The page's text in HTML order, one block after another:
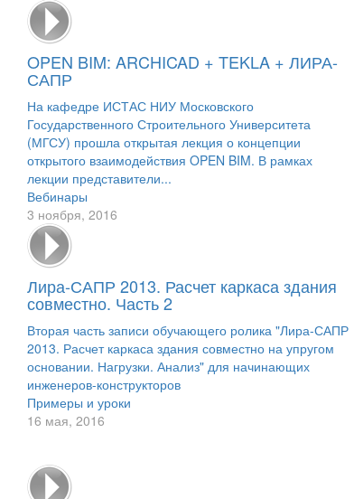
OPEN BIM: ARCHICAD + TEKLA + ЛИРА-
САПР
На кафедре ИСТАС НИУ Московского
Государственного Строительного Университета
(МГСУ) прошла открытая лекция о концепции
открытого взаимодействия OPEN BIM. В рамках
лекции представители...
Вебинары
3 ноября, 2016
Лира-САПР 2013. Расчет каркаса здания
совместно. Часть 2
Вторая часть записи обучающего ролика "Лира-САПР
2013. Расчет каркаса здания совместно на упругом
основании. Нагрузки. Анализ" для начинающих
инженеров-конструкторов
Примеры и уроки
16 мая, 2016